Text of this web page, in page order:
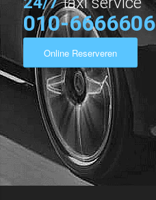
010-6666606
Online Reserveren